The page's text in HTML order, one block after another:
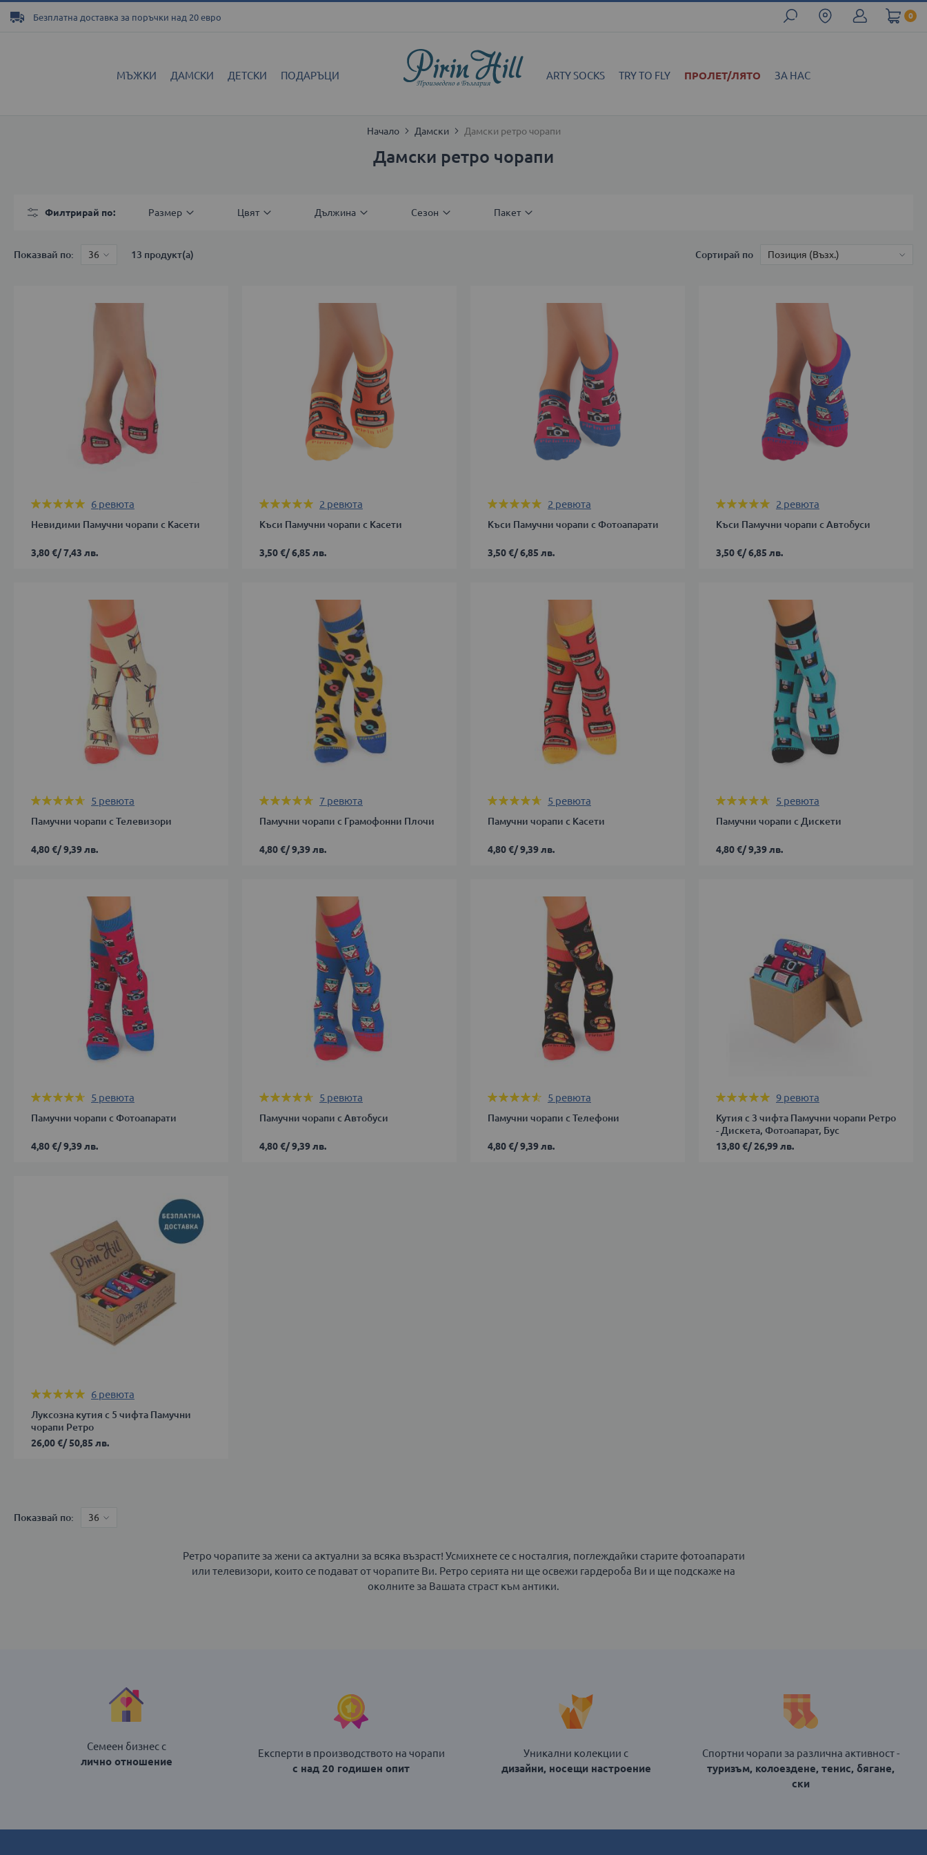
0
Безплатна доставка за поръчки над 20 евро
МЪЖКИ ДАМСКИ ДЕТСКИ ПОДАРЪЦИ ARTY SOCKS TRY TO FLY ПРОЛЕТ/ЛЯТО ЗА НАС
Начало Дамски Дамски ретро чорапи
Дамски ретро чорапи
Филтрирай по Размер Цвят Дължина Сезон Пакет
Показвай по 13 продукт(а) Сортирай по
Оценка:
6 ревюта
Невидими Памучни чорапи с Касети
3,80 €/7,43 лв.
ДОБАВИ В КОЛИЧКАТА
Оценка:
2 ревюта
Къси Памучни чорапи с Касети
3,50 €/6,85 лв.
ДОБАВИ В КОЛИЧКАТА
Оценка:
2 ревюта
Къси Памучни чорапи с Фотоапарати
3,50 €/6,85 лв.
ДОБАВИ В КОЛИЧКАТА
Оценка:
2 ревюта
Къси Памучни чорапи с Автобуси
3,50 €/6,85 лв.
ДОБАВИ В КОЛИЧКАТА
Оценка:
5 ревюта
Памучни чорапи с Телевизори
4,80 €/9,39 лв.
ДОБАВИ В КОЛИЧКАТА
Оценка:
7 ревюта
Памучни чорапи с Грамофонни Плочи
4,80 €/9,39 лв.
ДОБАВИ В КОЛИЧКАТА
Оценка:
5 ревюта
Памучни чорапи с Касети
4,80 €/9,39 лв.
ДОБАВИ В КОЛИЧКАТА
Оценка:
5 ревюта
Памучни чорапи с Дискети
4,80 €/9,39 лв.
Оценка:
5 ревюта
Памучни чорапи с Фотоапарати
4,80 €/9,39 лв.
ДОБАВИ В КОЛИЧКАТА
Оценка:
5 ревюта
Памучни чорапи с Автобуси
4,80 €/9,39 лв.
Оценка:
5 ревюта
Памучни чорапи с Телефони
4,80 €/9,39 лв.
Оценка:
9 ревюта
Кутия с 3 чифта Памучни чорапи Ретро
- Дискета, Фотоапарат, Бус
13,80 €/26,99 лв.
Оценка:
6 ревюта
Луксозна кутия с 5 чифта Памучни
чорапи Ретро
26,00 €/50,85 лв.
ДОБАВИ В КОЛИЧКАТА
Показвай по
Ретро чорапите за жени са актуални за всяка възраст! Усмихнете се с носталгия, поглеждайки старите фотоапарати
или телевизори, които се подават от чорапите Ви. Ретро серията ни ще освежи гардероба Ви и ще подскаже на
околните за Вашата страст към антики.
Семеен бизнес с
лично отношение
Експерти в производството на чорапи
с над 20 годишен опит
Уникални колекции с
дизайни, носещи настроение
Спортни чорапи за различна активност -
туризъм, колоездене, тенис, бягане,
ски